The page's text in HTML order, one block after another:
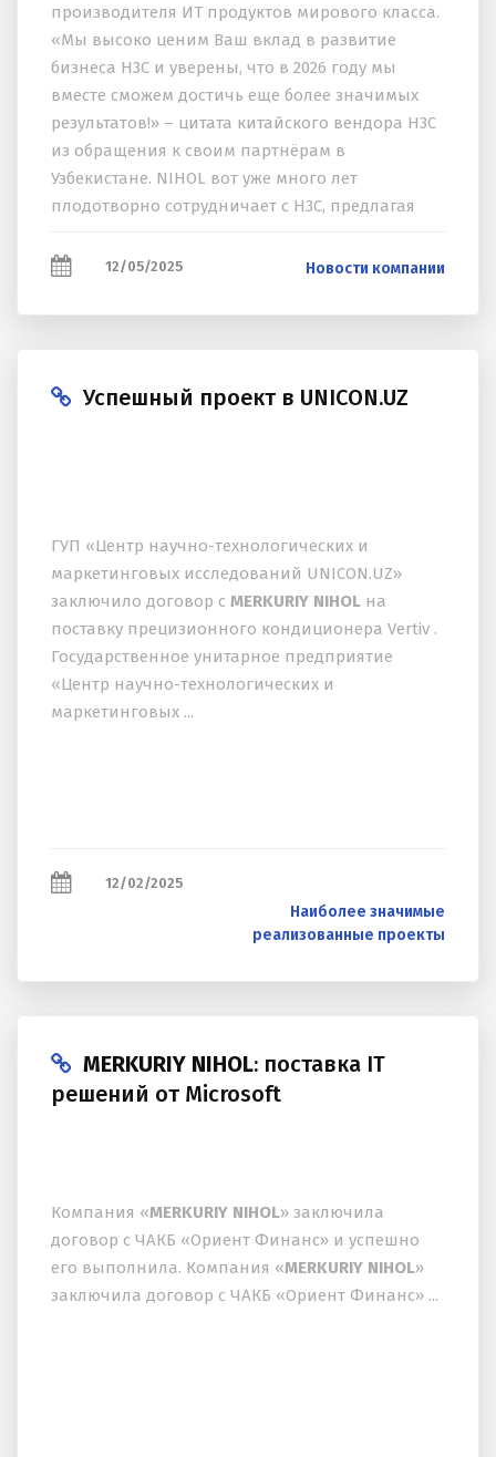
производителя ИТ продуктов мирового класса.
«Мы высоко ценим Ваш вклад в развитие
бизнеса H3C и уверены, что в 2026 году мы
вместе сможем достичь еще более значимых
результатов!» – цитата китайского вендора H3C
из обращения к своим партнёрам в
Узбекистане. NIHOL вот уже много лет
плодотворно сотрудничает с H3C, предлагая
производителя ИТ продуктов мирового
12/05/2025 Новости компании
Успешный проект в UNICON.UZ
ГУП «Центр научно-технологических и
маркетинговых исследований UNICON.UZ»
заключило договор с MERKURIY NIHOL на
поставку прецизионного кондиционера Vertiv .
Государственное унитарное предприятие
«Центр научно-технологических и
маркетинговых ...
12/02/2025
Наиболее значимые
реализованные проекты
MERKURIY NIHOL: поставка IT
решений от Microsoft
Компания «MERKURIY NIHOL» заключила
договор с ЧАКБ «Ориент Финанс» и успешно
его выполнила. Компания «MERKURIY NIHOL»
заключила договор с ЧАКБ «Ориент Финанс» ...